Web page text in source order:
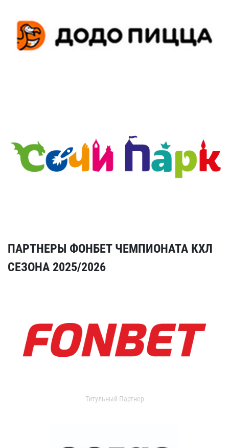
ПАРТНЕРЫ ФОНБЕТ ЧЕМПИОНАТА КХЛ
СЕЗОНА 2025/2026
Титульный Партнер